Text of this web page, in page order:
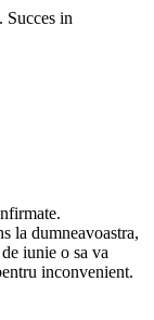
Succes in
la dumneavoastra,
iunie o sa va
inconvenient.